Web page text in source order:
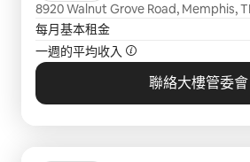
8920 Walnut Grove Road, Memphis,
每月基本租金
一週的平均收入
聯絡大樓管委會